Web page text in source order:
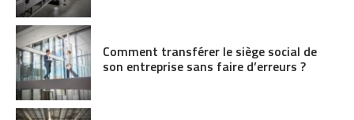
Comment transférer le siège social de
son entreprise sans faire d’erreurs ?